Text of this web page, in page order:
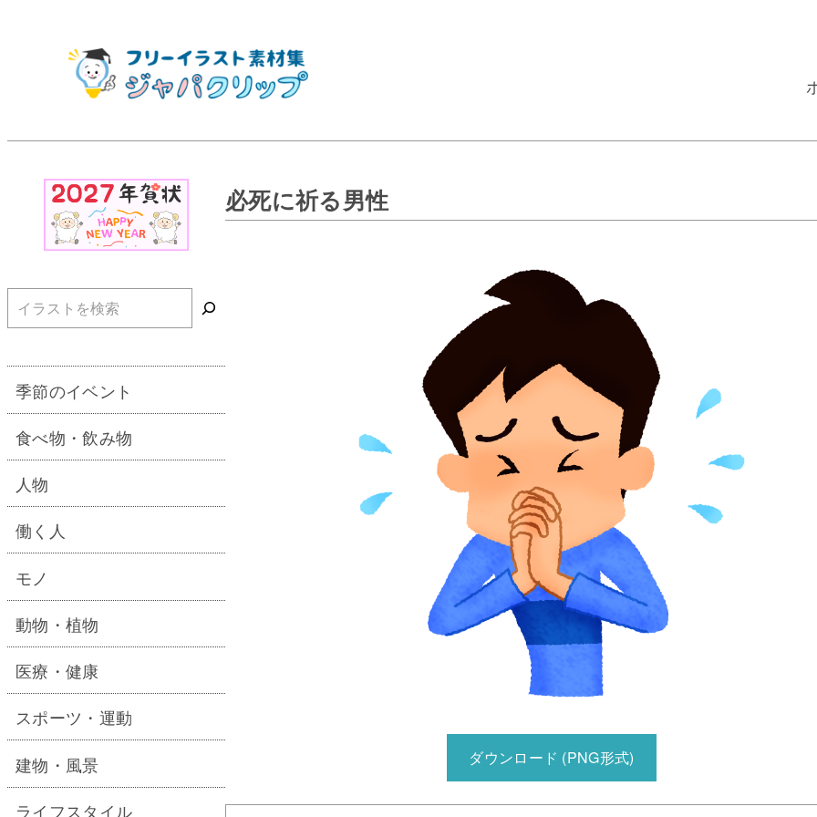
必死に祈る男性
ダウンロード (PNG形式)
検索
季節のイベント
食べ物・飲み物
人物
働く人
モノ
動物・植物
医療・健康
スポーツ・運動
建物・風景
ライフスタイル